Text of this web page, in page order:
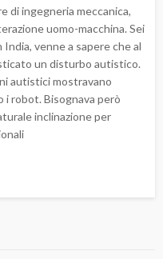
di ingegneria meccanica,
uomo-macchina. Sei
venne a sapere che al
un disturbo autistico.
autistici mostravano
i robot. Bisognava però
inclinazione per